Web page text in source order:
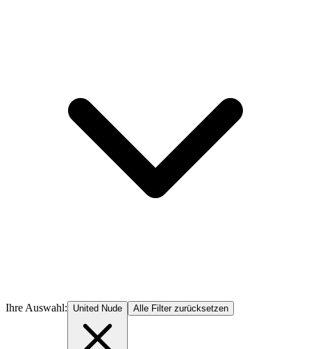
Ihre Auswahl: United Nude Alle Filter zurücksetzen